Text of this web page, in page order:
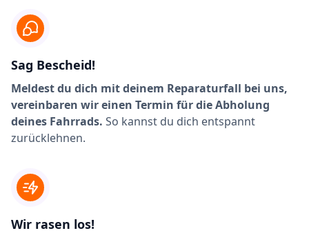
Sag Bescheid!
Meldest du dich mit deinem Reparaturfall bei uns,
vereinbaren wir einen Termin für die Abholung
deines Fahrrads. So kannst du dich entspannt
zurücklehnen.
Wir rasen los!